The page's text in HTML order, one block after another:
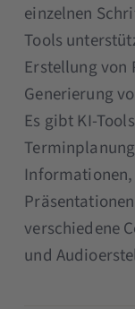
einzelnen
Tools
Erstellung von
Generierung
Es gibt KI-
verschiedene
und